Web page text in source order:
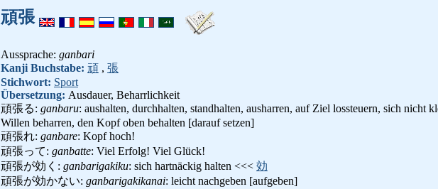
頑張
Aussprache: ganbari
Kanji Buchstabe: 頑 , 張
Stichwort: Sport
Übersetzung: Ausdauer, Beharrlichkeit
頑張る: ganbaru: aushalten, durchhalten, standhalten, ausharren, auf Ziel lossteuern, sich nicht
Willen beharren, den Kopf oben behalten [darauf setzen]
頑張れ: ganbare: Kopf hoch!
頑張って: ganbatte: Viel Erfolg! Viel Glück!
頑張が効く: ganbarigakiku: sich hartnäckig halten <<< 効
頑張が効かない: ganbarigakikanai: leicht nachgeben [aufgeben]